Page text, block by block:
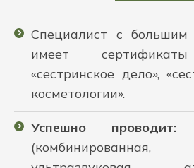
Специалист с
имеет
«сестринское дело»,
косметологии».
Успешно проводит:
(комбинированная,